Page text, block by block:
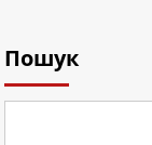
Пошук